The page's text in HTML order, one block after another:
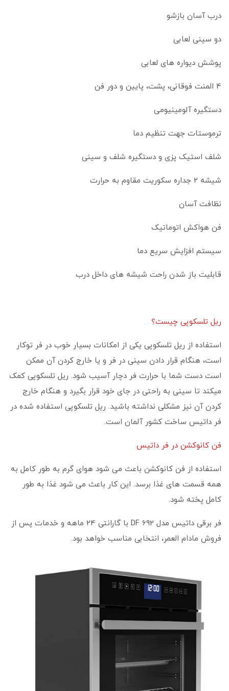
درب آسان بازشو
دو سینی لعابی
پوشش دیواره های لعابی
4 المنت فوقانی، پشت، پایین و دور فن
دستگیره آلومینیومی
ترموستات جهت تنظیم دما
شلف استیک پزی و دستگیره شلف و سینی
شیشه 2 جداره سکوریت مقاوم به حرارت
نظافت آسان
فن هواکش اتوماتیک
سیستم افزایش سریع دما
قابلیت باز شدن راحت شیشه های داخل درب
ریل تلسکوپی چیست؟
استفاده از ریل تلسکوپی یکی از امکانات بسیار خوب در فر توکار
است، هنگام قرار دادن سینی در فر و یا خارج کردن آن ممکن
است دست شما با حرارت فر دچار آسیب شود. ریل تلسکوپی کمک
میکند تا سینی به راحتی در جای خود قرار بگیرد و هنگام خارج
کردن آن نیز مشکلی نداشته باشید. ریل تلسکوپی استفاده شده در
فر داتیس ساخت کشور آلمان است.
فن کانوکشن در فر داتیس
استفاده از فن کانوکشن باعث می شود هوای گرم به طور کامل به
همه قسمت های غذا برسد. این کار باعث می شود غذا به طور
کامل پخته شود.
فر برقی داتیس مدل DF 692 با گارانتی 24 ماهه و خدمات پس از
فروش مادام العمر، انتخابی مناسب خواهد بود.